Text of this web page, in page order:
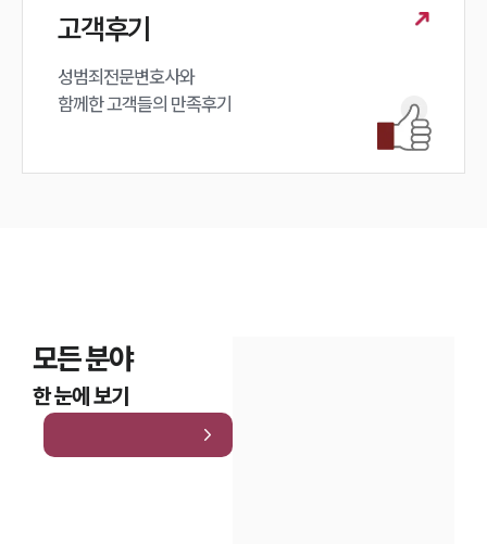
대륜법률상담예약
고객후기
성범죄전문변호사와
함께한 고객들의 만족후기
모든 분야
한 눈에 보기